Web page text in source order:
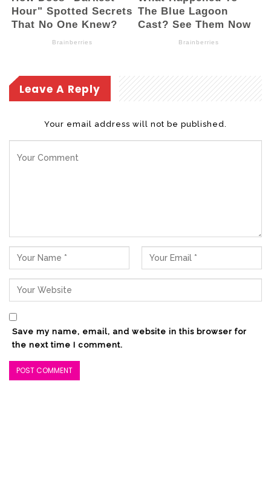
Leave A Reply
Your email address will not be published.
Save my name, email, and website in this browser for
the next time I comment.